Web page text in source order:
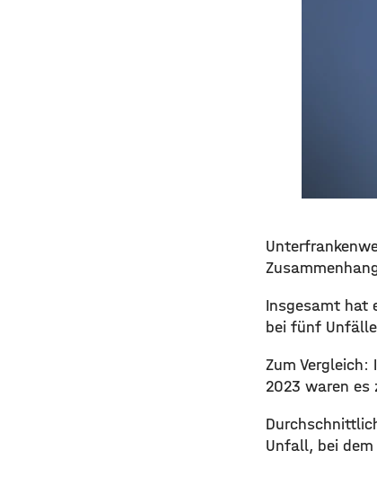
Insgesamt hat
bei fünf
Zum
2023 waren es
Unfall, bei